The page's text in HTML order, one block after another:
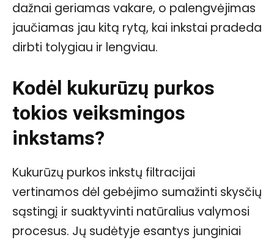
dažnai geriamas vakare, o palengvėjimas
jaučiamas jau kitą rytą, kai inkstai pradeda
dirbti tolygiau ir lengviau.
Kodėl kukurūzų purkos
tokios veiksmingos
inkstams?
Kukurūzų purkos inkstų filtracijai
vertinamos dėl gebėjimo sumažinti skysčių
sąstingį ir suaktyvinti natūralius valymosi
procesus. Jų sudėtyje esantys junginiai